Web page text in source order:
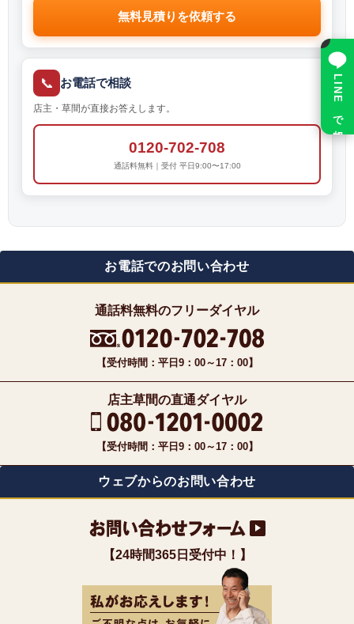
無料見積りを依頼する
📞 お電話で相談
店主・草間が直接お答えします。
0120-702-708
通話料無料｜受付 平日9:00〜17:00
お電話でのお問い合わせ
通話料無料のフリーダイヤル
【受付時間：平日9：00～17：00】
店主草間の直通ダイヤル
【受付時間：平日9：00～17：00】
ウェブからのお問い合わせ
【24時間365日受付中！】
LINE で相談
×